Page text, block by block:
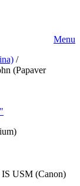
Menu
/
(Papaver
USM (Canon)